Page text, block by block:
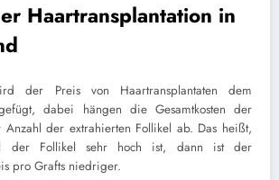
Haartransplantation in
der Preis von Haartransplantaten dem
dabei hängen die Gesamtkosten der
der extrahierten Follikel ab. Das heißt,
der Follikel sehr hoch ist, dann ist der
pro Grafts niedriger.